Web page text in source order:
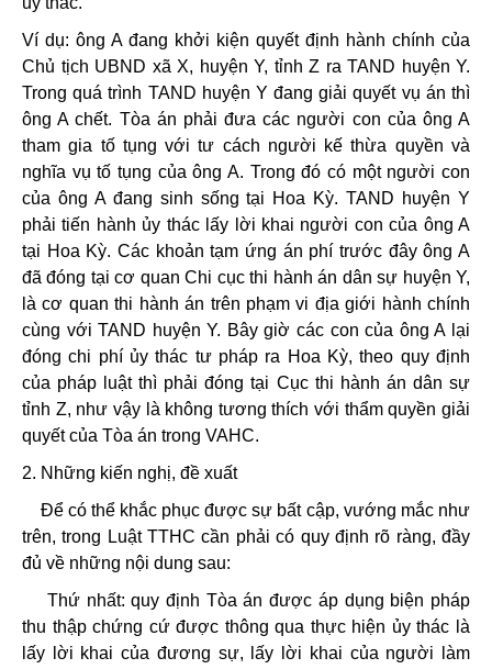
Ví dụ: ông A đang khởi kiện quyết định hành chính của
Chủ tịch UBND xã X, huyện Y, tỉnh Z ra TAND huyện Y.
Trong quá trình TAND huyện Y đang giải quyết vụ án thì
ông A chết. Tòa án phải đưa các người con của ông A
tham gia tố tụng với tư cách người kế thừa quyền và
nghĩa vụ tố tụng của ông A. Trong đó có một người con
của ông A đang sinh sống tại Hoa Kỳ. TAND huyện Y
phải tiến hành ủy thác lấy lời khai người con của ông A
tại Hoa Kỳ. Các khoản tạm ứng án phí trước đây ông A
đã đóng tại cơ quan Chi cục thi hành án dân sự huyện Y,
là cơ quan thi hành án trên phạm vi địa giới hành chính
cùng với TAND huyện Y. Bây giờ các con của ông A lại
đóng chi phí ủy thác tư pháp ra Hoa Kỳ, theo quy định
của pháp luật thì phải đóng tại Cục thi hành án dân sự
tỉnh Z, như vậy là không tương thích với thẩm quyền giải
quyết của Tòa án trong VAHC.
2. Những kiến nghị, đề xuất
Để có thể khắc phục được sự bất cập, vướng mắc như
trên, trong Luật TTHC cần phải có quy định rõ ràng, đầy
đủ về những nội dung sau:
Thứ nhất: quy định Tòa án được áp dụng biện pháp
thu thập chứng cứ được thông qua thực hiện ủy thác là
lấy lời khai của đương sự, lấy lời khai của người làm